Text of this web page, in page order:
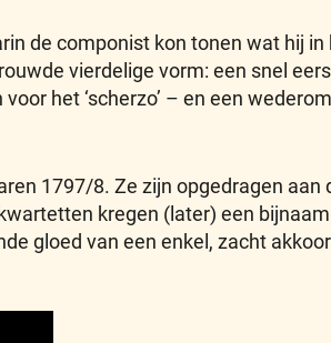
de componist kon tonen wat hij
vierdelige vorm: een snel
het ‘scherzo’ – en een
1797/8. Ze zijn opgedragen aan
kregen (later) een
gloed van een enkel, zacht